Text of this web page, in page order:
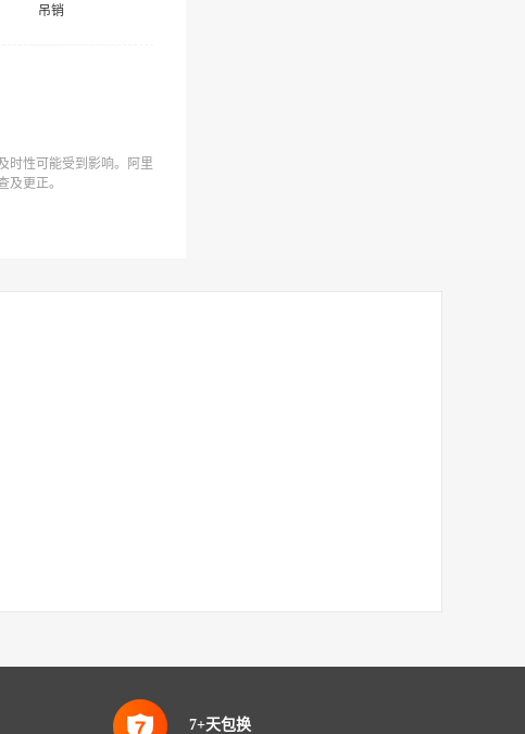
吊销
时性可能受到影响。阿里
更正。
7+天包换